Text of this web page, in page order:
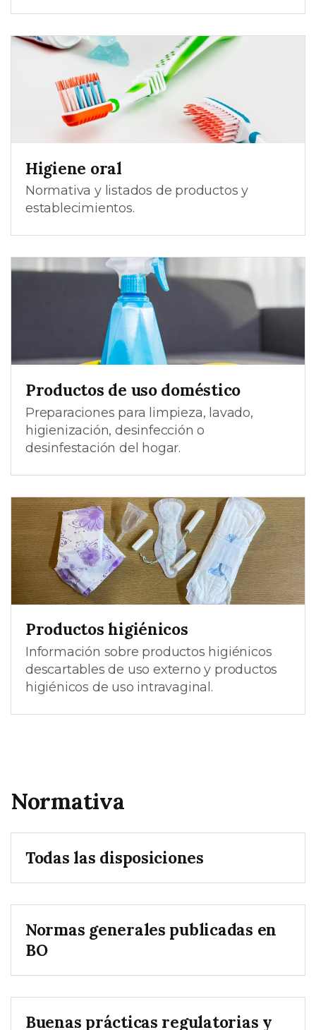
Higiene oral
Normativa y listados de productos y
establecimientos.
Productos de uso doméstico
Preparaciones para limpieza, lavado,
higienización, desinfección o
desinfestación del hogar.
Productos higiénicos
Información sobre productos higiénicos
descartables de uso externo y productos
higiénicos de uso intravaginal.
Normativa
Todas las disposiciones
Normas generales publicadas en
BO
Buenas prácticas regulatorias y